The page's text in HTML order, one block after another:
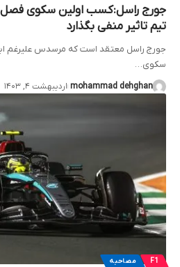
جورج راسل:کسب اولین سکوی فصل
تیم تاثیر منفی بگذارد
جورج راسل معتقد است که مرسدس علیرغم
سکوی…
mohammad dehghan اردیبهشت ۴, ۱۴۰۳
F1 مصاحبه